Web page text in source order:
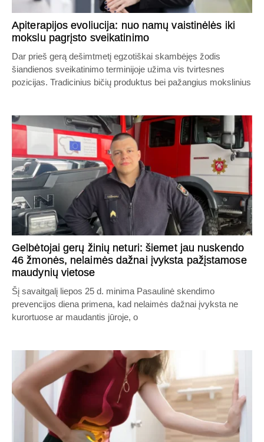
Apiterapijos evoliucija: nuo namų vaistinėlės iki
mokslu pagrįsto sveikatinimo
Dar prieš gerą dešimtmetį egzotiškai skambėjęs žodis
šiandienos sveikatinimo terminijoje užima vis tvirtesnes
pozicijas. Tradicinius bičių produktus bei pažangius mokslinius
Gelbėtojai gerų žinių neturi: šiemet jau nuskendo
46 žmonės, nelaimės dažnai įvyksta pažįstamose
maudynių vietose
Šį savaitgalį liepos 25 d. minima Pasaulinė skendimo
prevencijos diena primena, kad nelaimės dažnai įvyksta ne
kurortuose ar maudantis jūroje, o